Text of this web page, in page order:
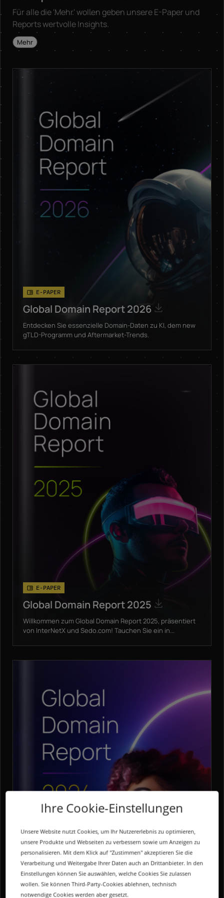
Für alle die 'Mehr' wollen geben unsere E-Paper und
Reports wertvolle Insights.
Mehr
E-PAPER
Global Domain Report 2026
Entdecken Sie essenzielle Domain-Daten zu KI, dem new
gTLD-Programm und Aftermarket-Trends.
E-PAPER
Global Domain Report 2025
Willkommen zum Global Domain Report 2025, präsentiert
von InterNetX und Sedo.com! Tauchen Sie ein in...
E-PAPER
Ihre Cookie-Einstellungen
Unsere Website nutzt Cookies, um Ihr Nutzererlebnis zu optimieren,
unsere Produkte und Webseiten zu verbessern sowie um Anzeigen zu
personalisieren. Mit dem Klick auf "Zustimmen" akzeptieren Sie die
Verarbeitung und Weitergabe Ihrer Daten auch an Drittanbieter. In den
Einstellungen können Sie auswählen, welche Cookies Sie zulassen
wollen. Sie können Third-Party-Cookies ablehnen, technisch
notwendige Cookies werden aber gesetzt.